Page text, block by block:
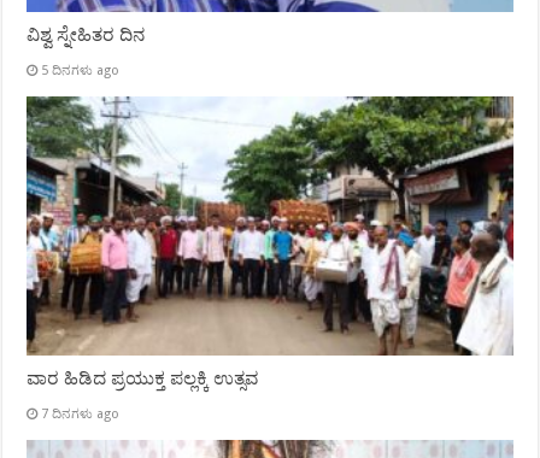
ವಿಶ್ವ ಸ್ನೇಹಿತರ ದಿನ
5 ದಿನಗಳು ago
ವಾರ ಹಿಡಿದ ಪ್ರಯುಕ್ತ ಪಲ್ಲಕ್ಕಿ ಉತ್ಸವ
7 ದಿನಗಳು ago